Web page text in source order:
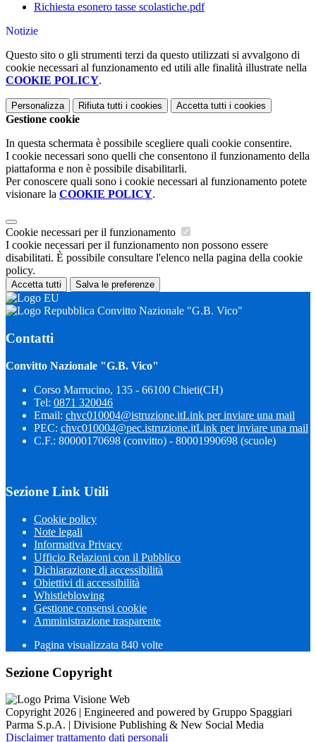
Richiesta esonero tasse scolastiche.pdf
Notizie
Questo sito o gli strumenti terzi da questo utilizzati si avvalgono di
cookie necessari al funzionamento ed utili alle finalità illustrate nella
COOKIE POLICY.
Personalizza Rifiuta tutti i cookies Accetta tutti i cookies
Gestione cookie
In questa schermata è possibile scegliere quali cookie consentire.
I cookie necessari sono quelli che consentono il funzionamento della
piattaforma e non è possibile disabilitarli.
Per conoscere quali sono i cookie necessari al funzionamento potete
visionare la COOKIE POLICY.
Cookie necessari per il funzionamento
I cookie necessari per il funzionamento non possono essere
disabilitati. È possibile consultare l'elenco nella pagina della cookie
policy.
Accetta tutti Salva le preferenze
Convitto Nazionale "G.B. Vico"
Contatti
Convitto Nazionale "G.B. Vico"
Corso Marrucino, 135 - 66100 Chieti(CH)
Tel: 0871 320046
Email: chvc010004@istruzione.itLink per inviare una mail
PEC: chvc010004@pec.istruzione.itLink per inviare una mail
C.F.: 80000170698 (convitto) - 80001990698 (scuole)
Sezione Link Utili
Cookie policy
Note legali
Informativa Privacy
Ufficio Relazioni con il Pubblico
Dichiarazione di accessibilità
Obiettivi di accessibilità
Whistleblowing
Gestione consensi cookie
Amministrazione trasparente
Pagina visualizzata 840 volte
Sezione Copyright
Copyright 2026 | Engineered and powered by Gruppo Spaggiari
Parma S.p.A. | Divisione Publishing & New Social Media
Disclaimer trattamento dati personali